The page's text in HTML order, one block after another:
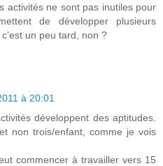
activités ne sont pas inutiles pour
de développer plusieurs
un peu tard, non ?
à 20:01
développent des aptitudes.
non trois/enfant, comme je vois
commencer à travailler vers 15